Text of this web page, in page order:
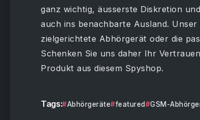
ganz wichtig, äusserste Diskretion
auch ins benachbarte Ausland.
zielgerichtete Abhörgerät oder die
Schenken Sie uns daher Ihr
Produkt aus diesem Spyshop.
Tags: Abhörgeräte featured GSM-